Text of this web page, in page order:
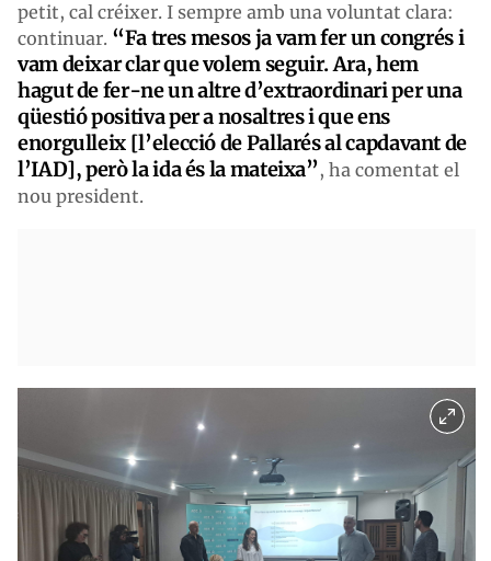
petit, cal créixer. I sempre amb una voluntat clara:
continuar. “Fa tres mesos ja vam fer un congrés i
vam deixar clar que volem seguir. Ara, hem
hagut de fer-ne un altre d’extraordinari per una
qüestió positiva per a nosaltres i que ens
enorgulleix [l’elecció de Pallarés al capdavant de
l’IAD], però la ida és la mateixa”, ha comentat el
nou president.